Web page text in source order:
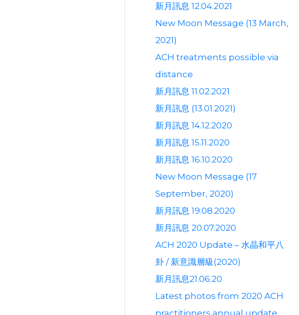
新月訊息 12.04.2021
New Moon Message (13 March,
2021)
ACH treatments possible via
distance
新月訊息 11.02.2021
新月訊息 (13.01.2021)
新月訊息 14.12.2020
新月訊息 15.11.2020
新月訊息 16.10.2020
New Moon Message (17
September, 2020)
新月訊息 19.08.2020
新月訊息 20.07.2020
ACH 2020 Update – 水晶和平八
卦 / 新意識層級(2020)
新月訊息21.06.20
Latest photos from 2020 ACH
practitioners annual update